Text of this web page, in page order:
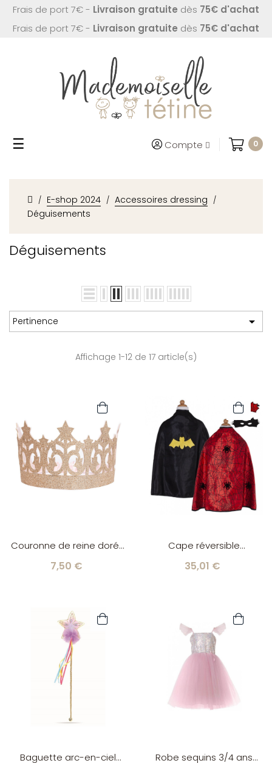
Frais de port 7€ - Livraison gratuite dès 75€ d'achat
Frais de port 7€ - Livraison gratuite dès 75€ d'achat
Basculer
☰ Compte 0
E-shop 2024
Accessoires dressing
Déguisements
Déguisements
Pertinence 
Affichage 1-12 de 17 article(s)
Couronne de reine dorée
Great Pretenders
7,50 €
Cape réversible
Spiderman Great
Pretenders
35,01 €
Baguette arc-en-ciel
Robe sequins 3/4 ans